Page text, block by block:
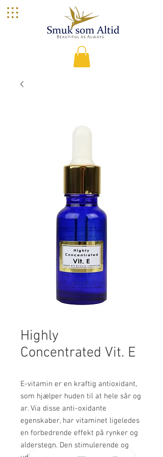
Highly
Concentrated Vit. E
E-vitamin er en kraftig antioxidant,
som hjælper huden til at hele sår og
ar. Via disse anti-oxidante
egenskaber, har vitaminet ligeledes
en forbedrende effekt på rynker og
alderstegn. Den stimulerende og